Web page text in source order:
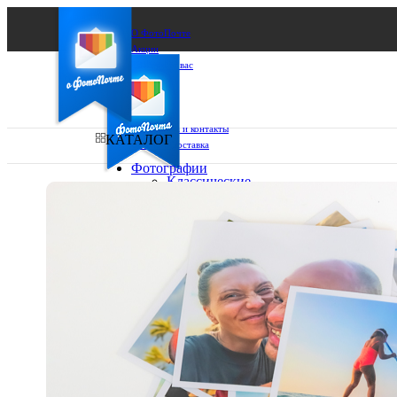
О ФотоПочте
Акции
Сделаем за вас
Бизнесу
FAQ
Франшиза
Поддержка и контакты
Оплата и доставка
Выберите из списка:
КАТАЛОГ
Фотографии
Классические
10х15
15х15
15х20
20х20
20х30
30х30
30х40
Фото
в